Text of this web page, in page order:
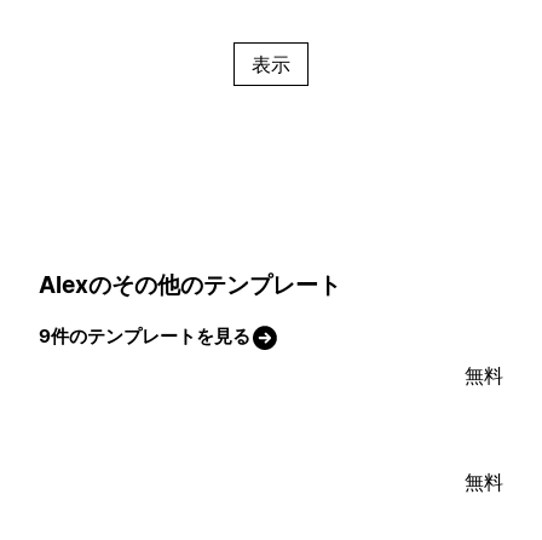
表示
Alexのその他のテンプレート
9件のテンプレートを見る
無料
無料